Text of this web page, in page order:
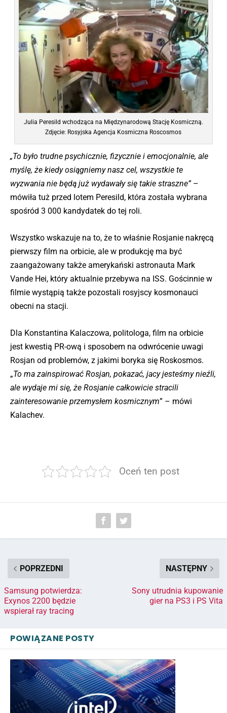
Julia Peresild wchodząca na Międzynarodową Stację Kosmiczną.
Zdjęcie: Rosyjska Agencja Kosmiczna Roscosmos
„To było trudne psychicznie, fizycznie i emocjonalnie, ale
myślę, że kiedy osiągniemy nasz cel, wszystkie te
wyzwania nie będą już wydawały się takie straszne”–
mówiła tuż przed lotem Peresild, która została wybrana
spośród 3 000 kandydatek do tej roli.
Wszystko wskazuje na to, że to właśnie Rosjanie nakręcą
pierwszy film na orbicie, ale w produkcję ma być
zaangażowany także amerykański astronauta Mark
Vande Hei, który aktualnie przebywa na ISS. Gościnnie w
filmie wystąpią także pozostali rosyjscy kosmonauci
obecni na stacji.
Dla Konstantina Kalaczowa, politologa, film na orbicie
jest kwestią PR-ową i sposobem na odwrócenie uwagi
Rosjan od problemów, z jakimi boryka się Roskosmos.
„To ma zainspirować Rosjan, pokazać, jacy jesteśmy nieźli,
ale wydaje mi się, że Rosjanie całkowicie stracili
zainteresowanie przemysłem kosmicznym” – mówi
Kalachev.
Oceń ten post
POPRZEDNI
Samsung potwierdza:
Exynos 2200 będzie
wspierał ray tracing
NASTĘPNY
Sony utrudnia kupowanie
gier na PS3 i PS Vita
POWIĄZANE POSTY